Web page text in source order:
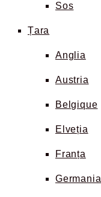
Sos
Țara
Anglia
Austria
Belgique
Elveția
Franța
Germania